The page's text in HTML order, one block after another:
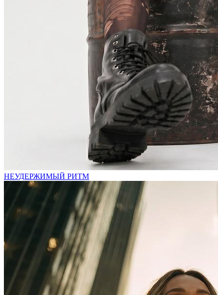
НЕУДЕРЖИМЫЙ РИТМ